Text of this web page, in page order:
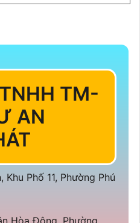
TM-
AN
Khu Phố 11, Phường Phú
Hòa Đông, Phường